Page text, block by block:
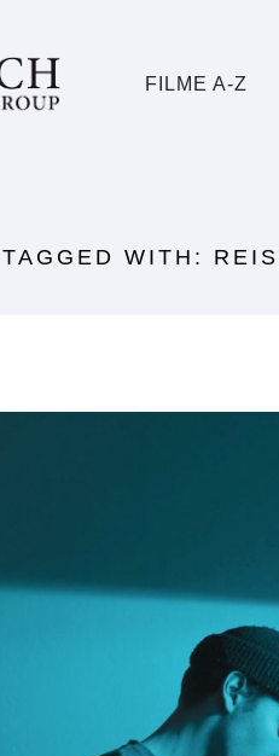
FILME A-Z
WITH: